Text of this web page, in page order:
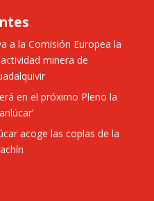
a la Comisión Europea la
minera de
en el próximo Pleno la
acoge las coplas de la